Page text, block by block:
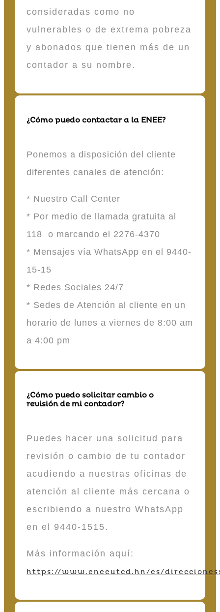
consideradas como no
vulnerables o de extrema pobreza
y abonados que tienen más de un
contador a su nombre.
¿Cómo puedo contactar a la ENEE?
Ponemos a disposición del cliente
diferentes canales de atención:
* Nuestro Call Center
* Por medio de llamada gratuita al
118 o marcando el 2276-4370
* Mensajes vía WhatsApp en el 9440-
15-15
* Redes Sociales 24/7
* Sedes de Atención al cliente en un
horario de lunes a viernes de 8:00 am
a 4:00 pm
¿Cómo puedo solicitar cambio o
revisión de mi contador?
Puedes hacer una solicitud para
revisión o cambio de tu contador
acudiendo a nuestras oficinas de
atención al cliente más cercana o
escribiendo a nuestro WhatsApp
en el 9440-1515.
Más información aquí:
https://www.eneeutcd.hn/es/